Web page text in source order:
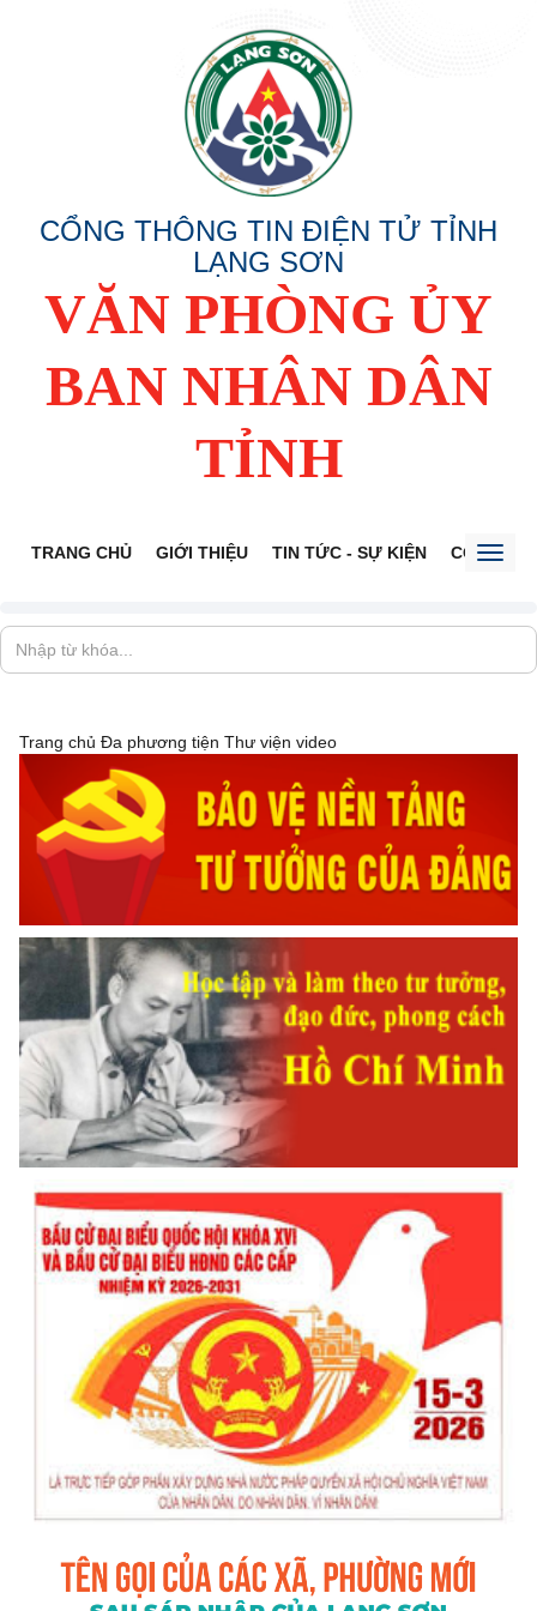
CỔNG THÔNG TIN ĐIỆN TỬ TỈNH
LẠNG SƠN
VĂN PHÒNG ỦY
BAN NHÂN DÂN
TỈNH
TRANG CHỦ GIỚI THIỆU TIN TỨC - SỰ KIỆN CỔNG
Trang chủ Đa phương tiện Thư viện video